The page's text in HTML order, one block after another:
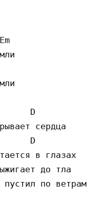
D
сердца
D
в глазах
до тла
по ветрам